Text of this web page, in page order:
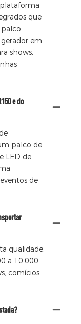
que
em
shows,
e do
palco de
LED de
de
qualidade,
a 10.000
comícios